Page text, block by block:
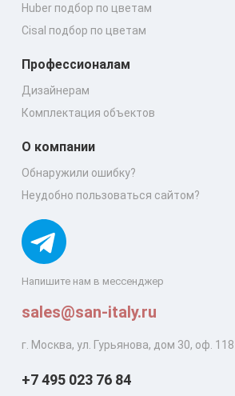
Напишите нам в мессенджер
sales@san-italy.ru
г. Москва, ул. Гурьянова, дом 30, оф. 118
Huber подбор по цветам
Cisal подбор по цветам
Профессионалам
Дизайнерам
Комплектация объектов
О компании
Обнаружили ошибку?
Неудобно пользоваться сайтом?
+7 495 023 76 84